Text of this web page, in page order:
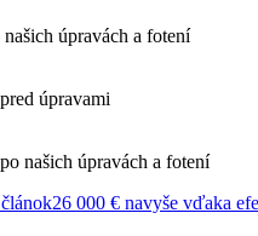
úpravách a fotení
úpravami
našich úpravách a fotení
26 000 € navyše vďaka